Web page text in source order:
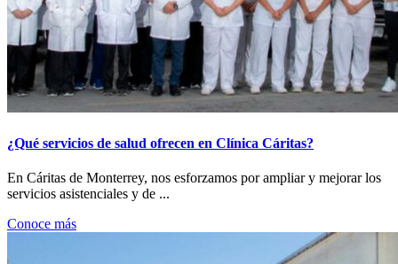
¿Qué servicios de salud ofrecen en Clínica Cáritas?
En Cáritas de Monterrey, nos esforzamos por ampliar y mejorar los
servicios asistenciales y de ...
Conoce más